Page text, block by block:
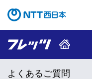
コンテンツのリ
よくあるご質問